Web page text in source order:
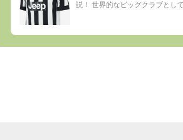
説！ 世界的なビッグクラブとし